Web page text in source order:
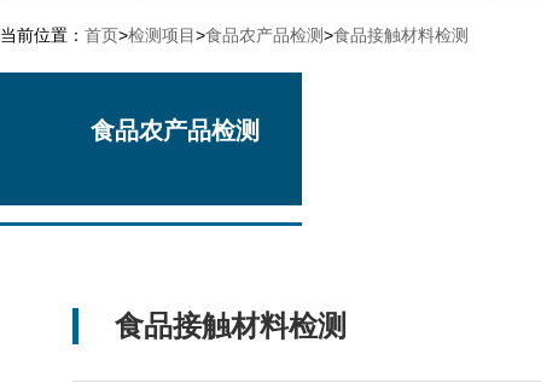
当前位置： 首页>检测项目>食品农产品检测>食品接触材料检测
食品农产品检测
食品接触材料检测